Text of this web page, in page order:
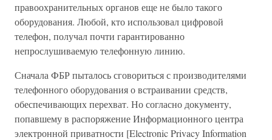
правоохранительных органов еще не было такого
оборудования. Любой, кто использовал цифровой
телефон, получал почти гарантированно
непрослушиваемую телефонную линию.
Сначала ФБР пыталось сговориться с производителями
телефонного оборудования о встраивании средств,
обеспечивающих перехват. Но согласно документу,
попавшему в распоряжение Информационного центра
электронной приватности [Electronic Privacy Information